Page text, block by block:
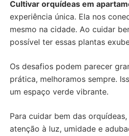
Cultivar orquídeas em
experiência única. Ela nos
mesmo na cidade. Ao cuidar
possível ter essas plantas
Os desafios podem parecer
prática, melhoramos sempre.
um espaço verde vibrante.
Para cuidar bem das
atenção à luz, umidade e